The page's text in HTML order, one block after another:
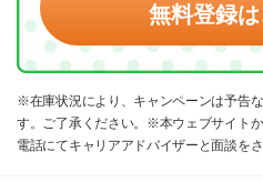
無料登録
※在庫状況により、キャンペーンは予告
す。ご了承ください。※本ウェブサイト
電話にてキャリアアドバイザーと面談を